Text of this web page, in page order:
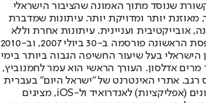
שנוסד מתוך האמונה שהציבור הישראלי
מאוזנת יותר ומדויקת יותר. עיתונות שמדברת
אובייקטיבית ועניינית. עיתונות אחרת וללא
תשלום. המהדורה המודפסת הראשונה פורסמה ב-30 ביולי 2007, וב-2010
הישראלי בעל שיעור החשיפה הגבוה ביותר בימי
מרים אדלסון. העורך הראשי הוא עמר לחמנוביץ,
רגב. אתרי האינטרנט של "ישראל היום" בעברית
ובאנגלית, כמו כן היישומונים (אפליקציות) לאנדרואיד ול-iOS, מציגים